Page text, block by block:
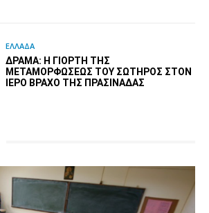
ΕΛΛΑΔΑ
ΔΡΆΜΑ: Η ΓΙΟΡΤΉ ΤΗΣ
ΜΕΤΑΜΟΡΦΏΣΕΩΣ ΤΟΥ ΣΩΤΉΡΟΣ ΣΤΟΝ
ΙΕΡΌ ΒΡΆΧΟ ΤΗΣ ΠΡΑΣΙΝΆΔΑΣ